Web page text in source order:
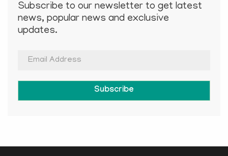
Subscribe to our newsletter to get latest
news, popular news and exclusive
updates.
Subscribe